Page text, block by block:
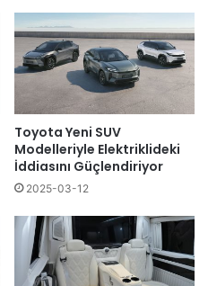
Toyota Yeni SUV
Modelleriyle Elektriklideki
İddiasını Güçlendiriyor
2025-03-12